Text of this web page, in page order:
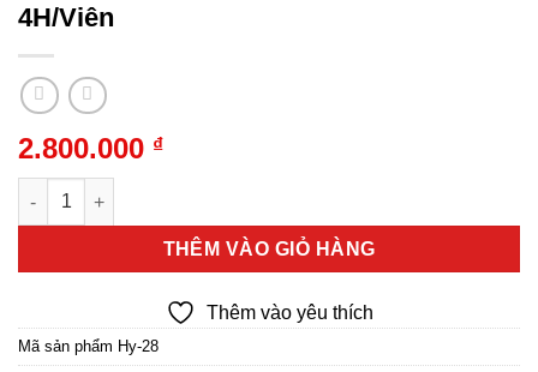
4H/Viên
2.800.000 ₫
Nến Bơ Thơm Cao Cấp HONGYI – Cháy 4H/Viên số lượng
THÊM VÀO GIỎ HÀNG
Thêm vào yêu thích
Mã sản phẩm Hy-28